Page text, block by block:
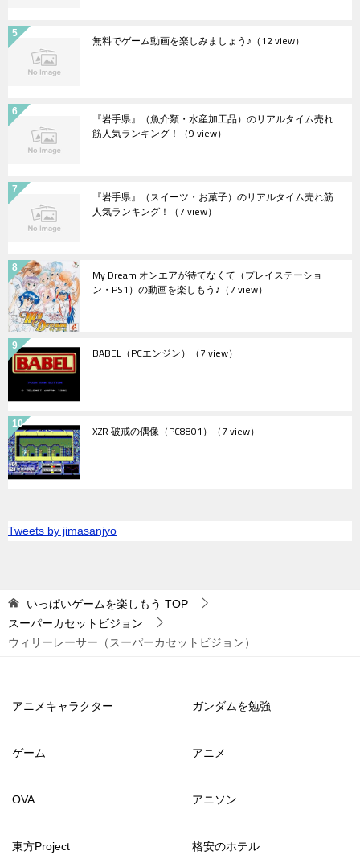
無料でゲーム動画を楽しみましょう♪ （12 view）
『岩手県』（魚介類・水産加工品）のリアルタイム売れ
筋人気ランキング！ （9 view）
『岩手県』（スイーツ・お菓子）のリアルタイム売れ筋
人気ランキング！ （7 view）
My Dream オンエアが待てなくて（プレイステーショ
ン・PS1）の動画を楽しもう♪ （7 view）
BABEL（PCエンジン） （7 view）
XZR 破戒の偶像（PC8801） （7 view）
Tweets by jimasanjyo
いっぱいゲームを楽しもう TOP
スーパーカセットビジョン
ウィリーレーサー（スーパーカセットビジョン）
アニメキャラクター ガンダムを勉強
ゲーム アニメ
OVA アニソン
東方Project 格安のホテル